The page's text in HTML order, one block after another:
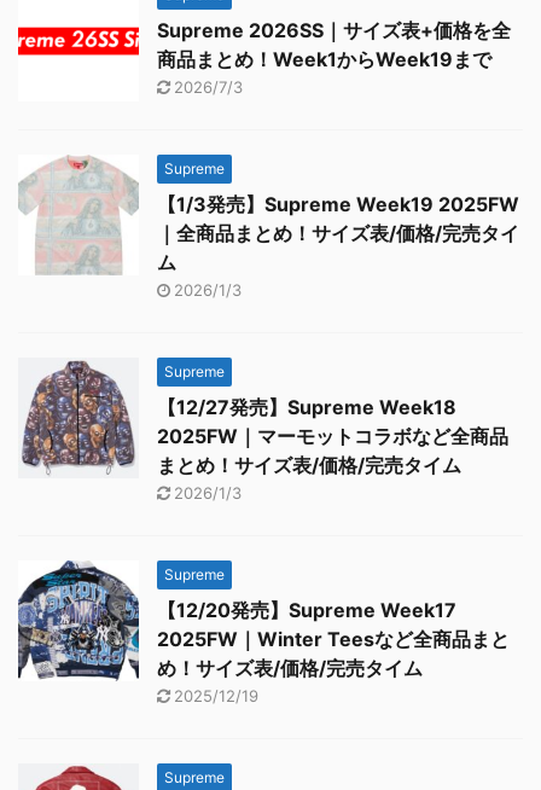
Supreme 2026SS｜サイズ表+価格を全
商品まとめ！Week1からWeek19まで
2026/7/3
Supreme
【1/3発売】Supreme Week19 2025FW
｜全商品まとめ！サイズ表/価格/完売タイ
ム
2026/1/3
Supreme
【12/27発売】Supreme Week18
2025FW｜マーモットコラボなど全商品
まとめ！サイズ表/価格/完売タイム
2026/1/3
Supreme
【12/20発売】Supreme Week17
2025FW｜Winter Teesなど全商品まと
め！サイズ表/価格/完売タイム
2025/12/19
Supreme